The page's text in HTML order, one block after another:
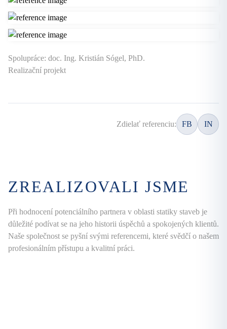
Spolupráce: doc. Ing. Kristián Sógel, PhD.
Realizační projekt
Zdielať referenciu: FB IN
ZREALIZOVALI JSME
Při hodnocení potenciálního partnera v oblasti statiky staveb je
důležité podívat se na jeho historii úspěchů a spokojených klientů.
Naše společnost se pyšní svými referencemi, které svědčí o našem
profesionálním přístupu a kvalitní práci.